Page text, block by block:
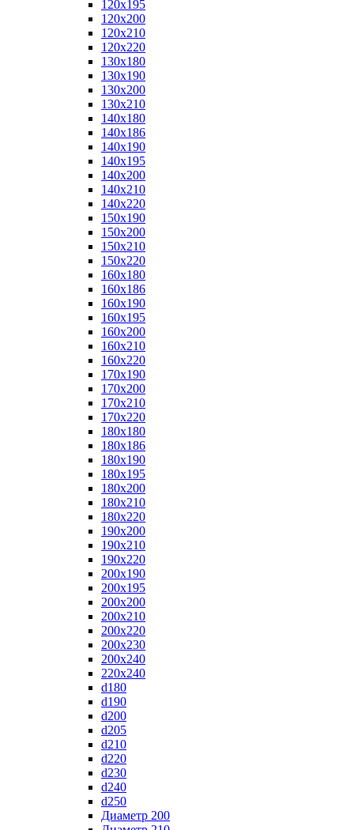
120x195
120x200
120x210
120x220
130x180
130x190
130x200
130x210
140x180
140x186
140x190
140x195
140x200
140x210
140x220
150x190
150x200
150x210
150x220
160x180
160x186
160x190
160x195
160x200
160x210
160x220
170x190
170x200
170x210
170x220
180x180
180x186
180x190
180x195
180x200
180x210
180x220
190x200
190x210
190x220
200x190
200x195
200x200
200x210
200x220
200x230
200x240
220x240
d180
d190
d200
d205
d210
d220
d230
d240
d250
Диаметр 200